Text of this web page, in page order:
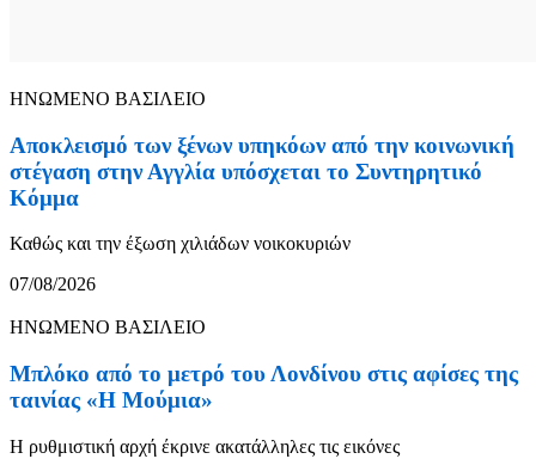
ΗΝΩΜΕΝΟ ΒΑΣΙΛΕΙΟ
Αποκλεισμό των ξένων υπηκόων από την κοινωνική
στέγαση στην Αγγλία υπόσχεται το Συντηρητικό
Κόμμα
Καθώς και την έξωση χιλιάδων νοικοκυριών
07/08/2026
ΗΝΩΜΕΝΟ ΒΑΣΙΛΕΙΟ
Μπλόκο από το μετρό του Λονδίνου στις αφίσες της
ταινίας «Η Μούμια»
Η ρυθμιστική αρχή έκρινε ακατάλληλες τις εικόνες